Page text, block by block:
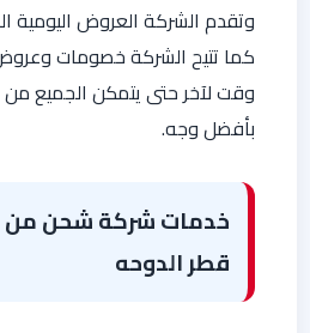
وتقدم الشركة العروض اليومية
كما تتيح الشركة خصومات
وقت لآخر حتى يتمكن الجميع من
بأفضل وجه.
خدمات شركة شحن من
قطر الدوحه